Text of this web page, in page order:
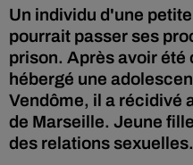
Un individu d'une
pourrait passer ses
prison. Après avoir été
hébergé une
Vendôme, il a récidivé
de Marseille. Jeune
des relations sexuelles.